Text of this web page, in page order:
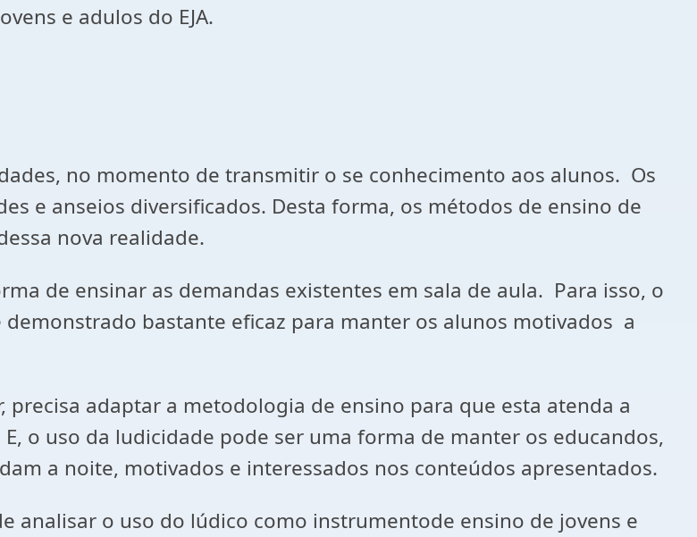
e adulos do EJA.
no momento de transmitir o se conhecimento aos alunos. Os
e anseios diversificados. Desta forma, os métodos de ensino de
nova realidade.
de ensinar as demandas existentes em sala de aula. Para isso, o
bastante eficaz para manter os alunos motivados a
precisa adaptar a metodologia de ensino para que esta atenda a
o uso da ludicidade pode ser uma forma de manter os educandos,
a noite, motivados e interessados nos conteúdos apresentados.
analisar o uso do lúdico como instrumentode ensino de jovens e